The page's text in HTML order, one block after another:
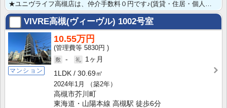
VIVRE高槻(ヴィーヴル) 1002号室
マンション
10.55万円
5830円
-
1ヶ月
1LDK
30.69㎡
2024年1月
（築2年）
高槻市芥川町
東海道・山陽本線 高槻駅 徒歩6分